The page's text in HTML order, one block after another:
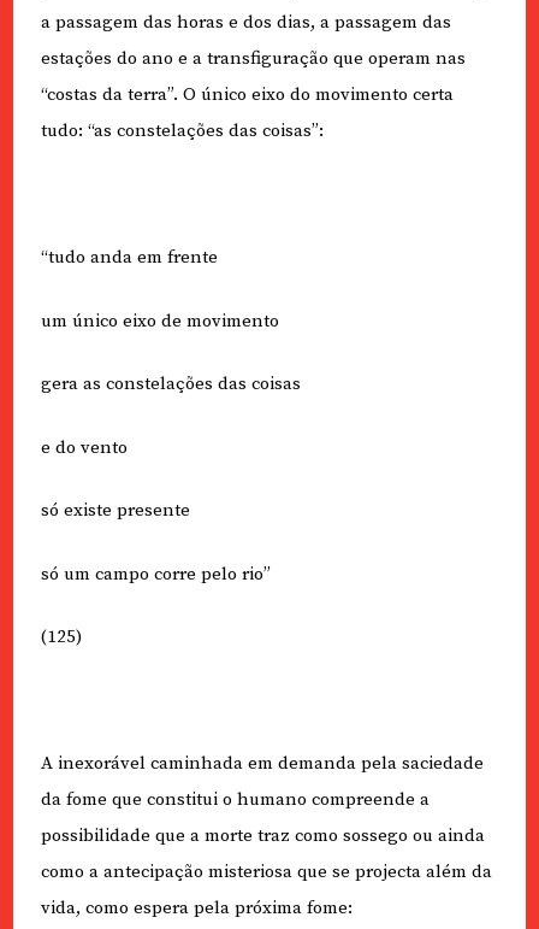
a passagem das horas e dos dias, a passagem das
estações do ano e a transfiguração que operam nas
“costas da terra”. O único eixo do movimento certa
tudo: “as constelações das coisas”:
“tudo anda em frente
um único eixo de movimento
gera as constelações das coisas
e do vento
só existe presente
só um campo corre pelo rio”
(125)
A inexorável caminhada em demanda pela saciedade
da fome que constitui o humano compreende a
possibilidade que a morte traz como sossego ou ainda
como a antecipação misteriosa que se projecta além da
vida, como espera pela próxima fome: